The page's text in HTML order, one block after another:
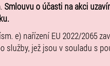
Smlouvu o účasti na akci
e) nařízení EU 2022/2065
služby, jež jsou v souladu s